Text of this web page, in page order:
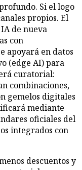
Si el logo
propios. El
de nueva
con
apoyará en datos
(edge AI) para
curatorial:
combinaciones,
gemelos digitales
mediante
oficiales del
integrados con
descuentos y